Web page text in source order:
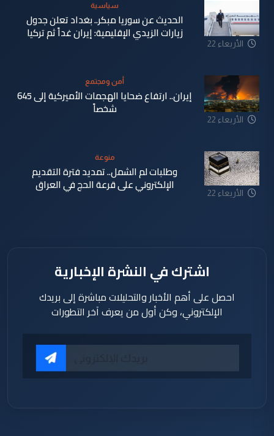
الأربعاء 22
سياسية
الحديث عن سوريا مبكر.. بغداد تعلن جدول
زيارات الزيدي الإقليمية: إيران غداً ثم تركيا
الأربعاء 22
أمن ومجتمع
إيران.. ارتفاع ضحايا الهجمات الأميركية إلى 645
شخصاً
الأربعاء 22
منوعة
وطلبات لم الشمل.. تمديد فترة التقديم
الإلكتروني على قرعة الحج في العراق
اشترك في النشرة الإخبارية
احصل على أهم الأخبار والتحليلات مباشرة إلى بريدك
الإلكتروني، وكن أول من يعرف آخر التطورات